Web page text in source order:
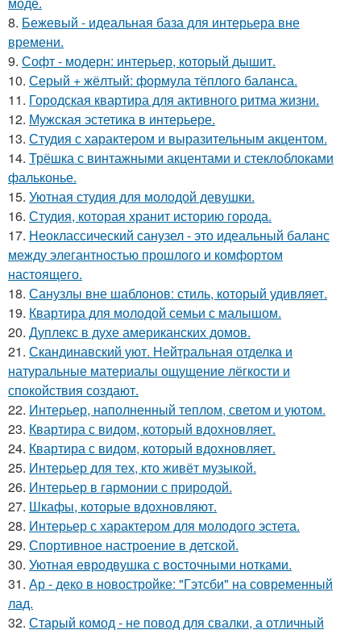
8. Бежевый - идеальная база для интерьера вне
времени.
9. Софт - модерн: интерьер, который дышит.
10. Серый + жёлтый: формула тёплого баланса.
11. Городская квартира для активного ритма жизни.
12. Мужская эстетика в интерьере.
13. Студия с характером и выразительным акцентом.
14. Трёшка с винтажными акцентами и стеклоблоками
фальконье.
15. Уютная студия для молодой девушки.
16. Студия, которая хранит историю города.
17. Неоклассический санузел - это идеальный баланс
между элегантностью прошлого и комфортом
настоящего.
18. Санузлы вне шаблонов: стиль, который удивляет.
19. Квартира для молодой семьи с малышом.
20. Дуплекс в духе американских домов.
21. Скандинавский уют. Нейтральная отделка и
натуральные материалы ощущение лёгкости и
спокойствия создают.
22. Интерьер, наполненный теплом, светом и уютом.
23. Квартира с видом, который вдохновляет.
24. Квартира с видом, который вдохновляет.
25. Интерьер для тех, кто живёт музыкой.
26. Интерьер в гармонии с природой.
27. Шкафы, которые вдохновляют.
28. Интерьер с характером для молодого эстета.
29. Спортивное настроение в детской.
30. Уютная евродвушка с восточными нотками.
31. Ар - деко в новостройке: "Гэтсби" на современный
лад.
32. Старый комод - не повод для свалки, а отличный